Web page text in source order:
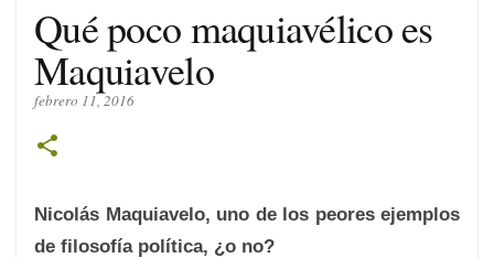
Qué poco maquiavélico es
Maquiavelo
febrero 11, 2016
Nicolás Maquiavelo, uno de los peores ejemplos
de filosofía política, ¿o no?